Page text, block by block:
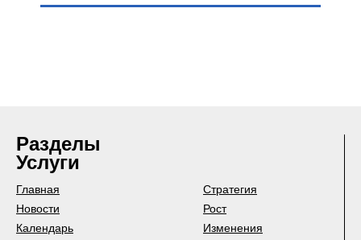
Разделы
Услуги
Главная
Новости
Календарь
Стратегия
Рост
Изменения